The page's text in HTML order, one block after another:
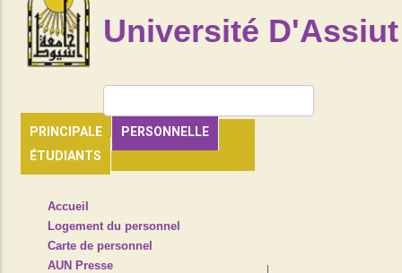
Université D'Assiut
PRINCIPALE
PERSONNELLE
ÉTUDIANTS
HEADER
NAVIGATION
Accueil
Logement du personnel
Carte de personnel
AUN Presse